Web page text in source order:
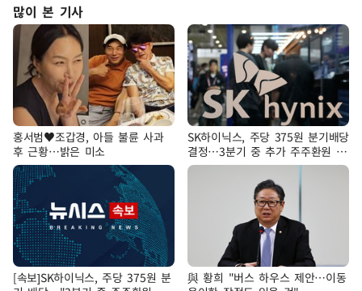
많이 본 기사
홍서범♥조갑경, 아들 불륜 사과
후 근황…밝은 미소
SK하이닉스, 주당 375원 분기배당
결정…3분기 중 추가 주주환원 발
표
[속보]SK하이닉스, 주당 375원 분
與 황희 "버스 하우스 제안…이동